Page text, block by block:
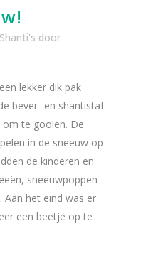
Shanti's door
lekker dik pak
bever- en shantistaf
te gooien. De
in de sneeuw op
de kinderen en
sneeuwpoppen
Aan het eind was er
een beetje op te